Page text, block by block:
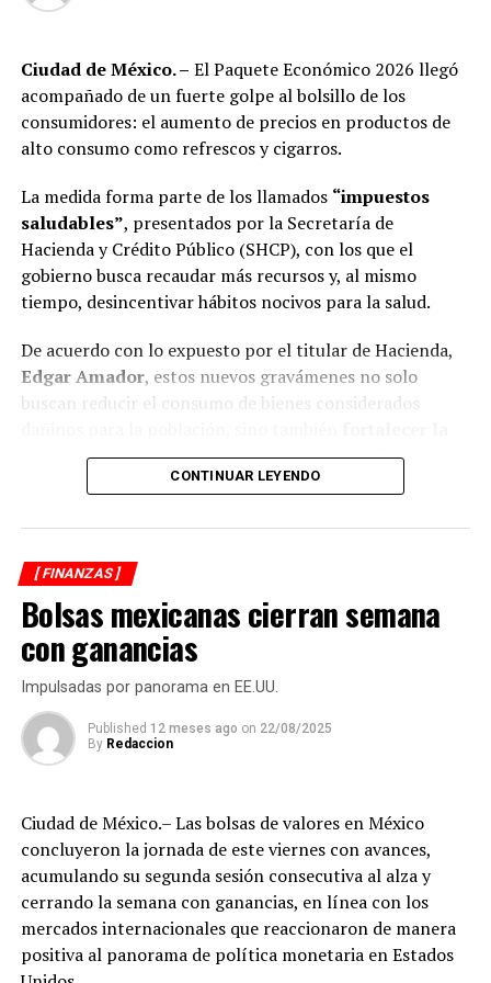
RELATED TOPICS:
Piden automotoras a AMLO certeza en abasto
energético
ANTES
Para GM planta de Silao por escasez de gas
objetivo de3%, mientras el mercado se mantiene atento
a futuros movimientos de la tasa en función de las
presiones inflacionarias y el desempeño económico
global.
Ciudad de México. – El Paquete Económico 2026 llegó
acompañado de un fuerte golpe al bolsillo de los
consumidores: el aumento de precios en productos de
alto consumo como refrescos y cigarros.
La medida forma parte de los llamados “impuestos
saludables”, presentados por la Secretaría de
Hacienda y Crédito Público (SHCP), con los que el
gobierno busca recaudar más recursos y, al mismo
tiempo, desincentivar hábitos nocivos para la salud.
De acuerdo con lo expuesto por el titular de Hacienda,
Edgar Amador, estos nuevos gravámenes no solo
buscan reducir el consumo de bienes considerados
estructura tributaria y generar ingresos adicionales
que se destinarán a proyectos de seguridad, salud,
El alza más drástica: refrescos casi
al doble
El mayor incremento recae sobre las
azucaradas, particularmente los refrescos. El IEPS
pasará de
representa unaumento del 87%.
vinculado con la obesidad —que afecta al76.2% de los
adultos mayores de 20 años—, así como con
enfermedades como diabetes, padecimientos cardiacos,
cáncer y trastornos metabólicos.
Cigarros: incremento histórico en
CONTINUAR LEYENDO
[ FINANZAS ]
Bolsas mexicanas cierran semana
con ganancias
Impulsadas por panorama en EE.UU.
Published 12 meses ago on 22/08/2025
By Redaccion
Ciudad de México.– Las bolsas de valores en México
concluyeron la jornada de este viernes con avances,
acumulando su segunda sesión consecutiva al alza y
cerrando la semana con ganancias, en línea con los
mercados internacionales que reaccionaron de manera
positiva al panorama de política monetaria en Estados